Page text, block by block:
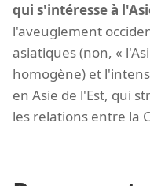
qui s'intéresse à
l'aveuglement
asiatiques (non, «
homogène) et
en Asie de l'Est, qui
les relations entre la